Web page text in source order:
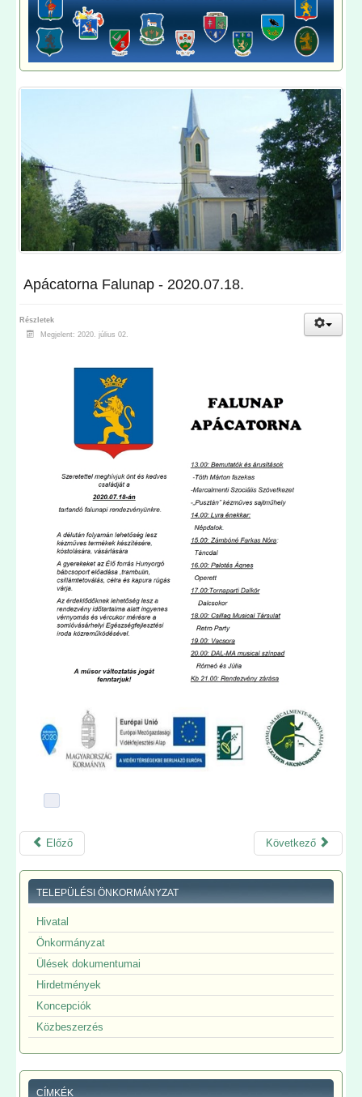
Apácatorna Falunap - 2020.07.18.
Részletek
Megjelent: 2020. július 02.
Előző Következő
TELEPÜLÉSI ÖNKORMÁNYZAT
Hivatal
Önkormányzat
Ülések dokumentumai
Hirdetmények
Koncepciók
Közbeszerzés
CÍMKÉK